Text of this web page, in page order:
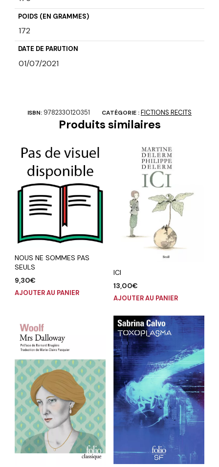
POIDS (EN GRAMMES)
172
DATE DE PARUTION
01/07/2021
ISBN: 9782330120351 CATÉGORIE :FICTIONS RECITS
Produits similaires
NOUS NE SOMMES PAS
SEULS
9,30€
AJOUTER AU PANIER
ICI
13,00€
AJOUTER AU PANIER